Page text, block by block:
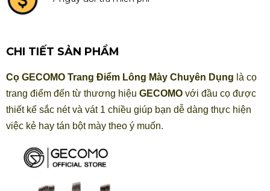
CHI TIẾT SẢN PHẨM
Cọ GECOMO Trang Điểm Lông Mày Chuyên Dụng là cọ
trang điểm đến từ thương hiệu GECOMO với đầu cọ được
thiết kế sắc nét và vát 1 chiều giúp bạn dễ dàng thực hiện
việc kẻ hay tán bột mày theo ý muốn.